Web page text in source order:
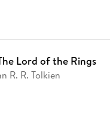
Lord of the Rings
R. R. Tolkien